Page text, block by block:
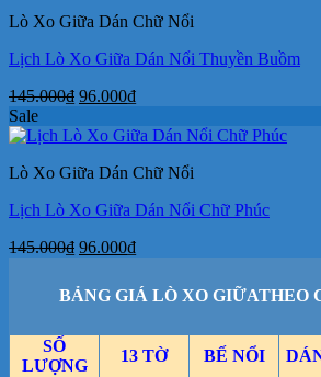
96.000₫.
Lò Xo Giữa Dán Chữ Nổi
Lịch Lò Xo Giữa Dán Nổi Thuyền Buồm
145.000₫ Giá
là:
96.000₫Giá
tại
96.000₫.
Sale
Lò Xo Giữa Dán Chữ Nổi
Lịch Lò Xo Giữa Dán Nổi Chữ Phúc
145.000₫ Giá
là:
145.000₫.
96.000₫Giá
tại
là:
BẢNG GIÁ LÒ XO GIỮATHEO
SỐ
LƯỢNG
13 TỜ BẾ NỔI